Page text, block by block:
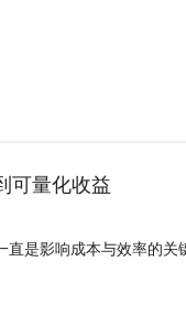
可量化收益
直是影响成本与效率的